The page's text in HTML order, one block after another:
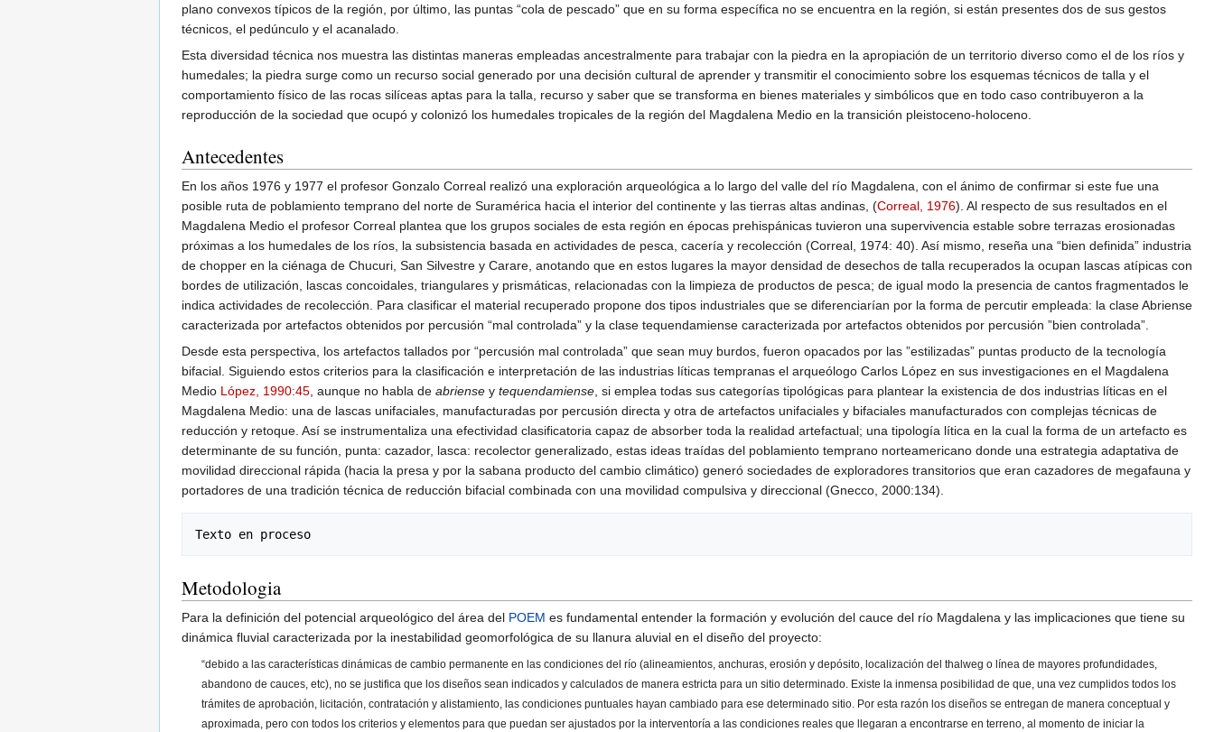
plano convexos típicos de la región, por último, las puntas “cola de pescado” que en su forma específica no se encuentra en la región, si están presentes dos de sus gestos
técnicos, el pedúnculo y el acanalado.
Esta diversidad técnica nos muestra las distintas maneras empleadas ancestralmente para trabajar con la piedra en la apropiación de un territorio diverso como el de los ríos y
humedales; la piedra surge como un recurso social generado por una decisión cultural de aprender y transmitir el conocimiento sobre los esquemas técnicos de talla y el
comportamiento físico de las rocas silíceas aptas para la talla, recurso y saber que se transforma en bienes materiales y simbólicos que en todo caso contribuyeron a la
reproducción de la sociedad que ocupó y colonizó los humedales tropicales de la región del Magdalena Medio en la transición pleistoceno-holoceno.
Antecedentes
En los años 1976 y 1977 el profesor Gonzalo Correal realizó una exploración arqueológica a lo largo del valle del río Magdalena, con el ánimo de confirmar si este fue una
posible ruta de poblamiento temprano del norte de Suramérica hacia el interior del continente y las tierras altas andinas, (Correal, 1976). Al respecto de sus resultados en el
Magdalena Medio el profesor Correal plantea que los grupos sociales de esta región en épocas prehispánicas tuvieron una supervivencia estable sobre terrazas erosionadas
próximas a los humedales de los ríos, la subsistencia basada en actividades de pesca, cacería y recolección (Correal, 1974: 40). Así mismo, reseña una “bien definida” industria
de chopper en la ciénaga de Chucuri, San Silvestre y Carare, anotando que en estos lugares la mayor densidad de desechos de talla recuperados la ocupan lascas atípicas con
bordes de utilización, lascas concoidales, triangulares y prismáticas, relacionadas con la limpieza de productos de pesca; de igual modo la presencia de cantos fragmentados le
indica actividades de recolección. Para clasificar el material recuperado propone dos tipos industriales que se diferenciarían por la forma de percutir empleada: la clase Abriense
caracterizada por artefactos obtenidos por percusión “mal controlada” y la clase tequendamiense caracterizada por artefactos obtenidos por percusión ”bien controlada”.
Desde esta perspectiva, los artefactos tallados por “percusión mal controlada” que sean muy burdos, fueron opacados por las ”estilizadas” puntas producto de la tecnología
bifacial. Siguiendo estos criterios para la clasificación e interpretación de las industrias líticas tempranas el arqueólogo Carlos López en sus investigaciones en el Magdalena
Medio López, 1990:45 , aunque no habla de abriense y tequendamiense , si emplea todas sus categorías tipológicas para plantear la existencia de dos industrias líticas en el
Magdalena Medio: una de lascas unifaciales, manufacturadas por percusión directa y otra de artefactos unifaciales y bifaciales manufacturados con complejas técnicas de
reducción y retoque. Así se instrumentaliza una efectividad clasificatoria capaz de absorber toda la realidad artefactual; una tipología lítica en la cual la forma de un artefacto es
determinante de su función, punta: cazador, lasca: recolector generalizado, estas ideas traídas del poblamiento temprano norteamericano donde una estrategia adaptativa de
movilidad direccional rápida (hacia la presa y por la sabana producto del cambio climático) generó sociedades de exploradores transitorios que eran cazadores de megafauna y
portadores de una tradición técnica de reducción bifacial combinada con una movilidad compulsiva y direccional (Gnecco, 2000:134).
Metodologia
Para la definición del potencial arqueológico del área del POEM es fundamental entender la formación y evolución del cauce del río Magdalena y las implicaciones que tiene su
dinámica fluvial caracterizada por la inestabilidad geomorfológica de su llanura aluvial en el diseño del proyecto:
“debido a las características dinámicas de cambio permanente en las condiciones del río (alineamientos, anchuras, erosión y depósito, localización del thalweg o línea de mayores profundidades,
abandono de cauces, etc), no se justifica que los diseños sean indicados y calculados de manera estricta para un sitio determinado. Existe la inmensa posibilidad de que, una vez cumplidos todos los
trámites de aprobación, licitación, contratación y alistamiento, las condiciones puntuales hayan cambiado para ese determinado sitio. Por esta razón los diseños se entregan de manera conceptual y
aproximada, pero con todos los criterios y elementos para que puedan ser ajustados por la interventoría a las condiciones reales que llegaran a encontrarse en terreno, al momento de iniciar la